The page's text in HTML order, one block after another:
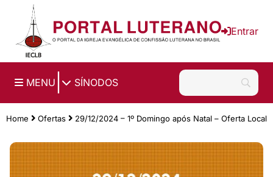
Ir para o conteúdo principal
Entrar
MENU SÍNODOS
Home Ofertas 29/12/2024 – 1º Domingo após Natal – Oferta Local